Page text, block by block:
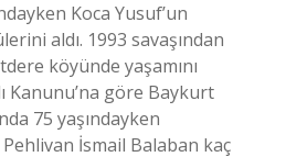
Koca Yusuf’un
aldı. 1993 savaşından
köyünde yaşamını
Kanunu’na göre Baykurt
75 yaşındayken
İsmail Balaban kaç